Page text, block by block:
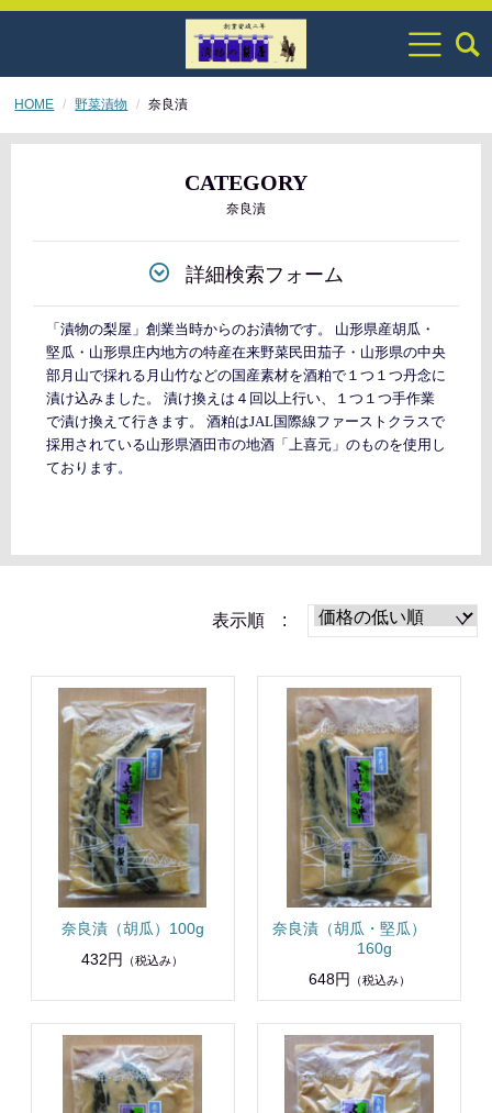
HOME 野菜漬物 奈良漬
CATEGORY
奈良漬
詳細検索フォーム
「漬物の梨屋」創業当時からのお漬物です。 山形県産胡瓜・
堅瓜・山形県庄内地方の特産在来野菜民田茄子・山形県の中央
部月山で採れる月山竹などの国産素材を酒粕で１つ１つ丹念に
漬け込みました。 漬け換えは４回以上行い、１つ１つ手作業
で漬け換えて行きます。 酒粕はJAL国際線ファーストクラスで
採用されている山形県酒田市の地酒「上喜元」のものを使用し
ております。
表示順 :
奈良漬（胡瓜）100g
432円
（税込み）
奈良漬（胡瓜・堅瓜）
160g
648円
（税込み）